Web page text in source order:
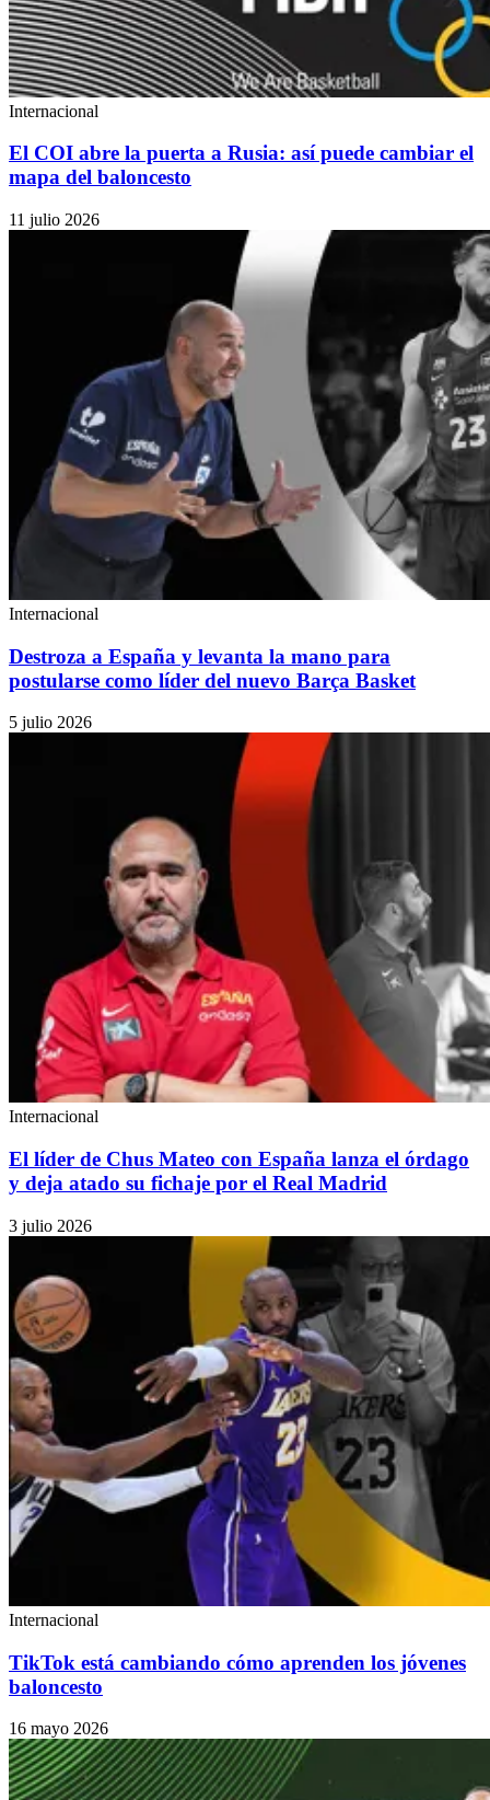
Internacional
El COI abre la puerta a Rusia: así puede cambiar el
mapa del baloncesto
11 julio 2026
Internacional
Destroza a España y levanta la mano para
postularse como líder del nuevo Barça Basket
5 julio 2026
Internacional
El líder de Chus Mateo con España lanza el órdago
y deja atado su fichaje por el Real Madrid
3 julio 2026
Internacional
TikTok está cambiando cómo aprenden los jóvenes
baloncesto
16 mayo 2026